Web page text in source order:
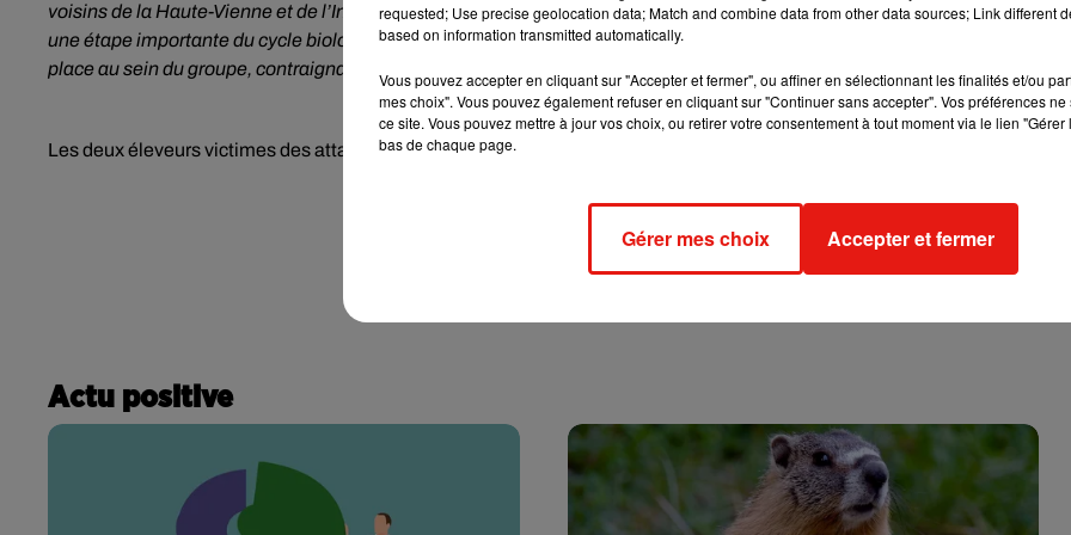
voisins de la Haute-Vienne et de l’Indre-et-Loire », rappellela préfecture.« L’automne ou le début de l’hiver correspondent
une étape importante du cycle biologique de l’espèce, appelée la dispersion : les jeunes nés au printemps prennent leur
place au sein du groupe, contraignant d’autres individus à quitter la meute pour chercher un nouveau territoire. »
Les deux éleveurs victimes des attaques seront indemnisés, et la surveillance sera accrue dans l’Indre, indique la
Actu positive
requested; Use precise geolocation data; Match and combine data from other data sources; Link different
based on information transmitted automatically.
Vous pouvez accepter en cliquant sur "Accepter et fermer", ou affiner en sélectionnant les finalités et/ou
mes choix". Vous pouvez également refuser en cliquant sur "Continuer sans accepter". Vos préférences
ce site. Vous pouvez mettre à jour vos choix, ou retirer votre consentement à tout moment via le lien
bas de chaque page.
Gérer mes choix Accepter et fermer